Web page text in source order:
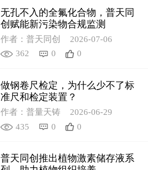
无孔不入的全氟化合物，普天同
创赋能新污染物合规监测
作者：普天同创
2026-07-06
362
0 0
做钢卷尺检定，为什么少不了标
准尺和检定装置？
作者：普量天铸
2026-06-29
435
0 0
普天同创推出植物激素储存液系